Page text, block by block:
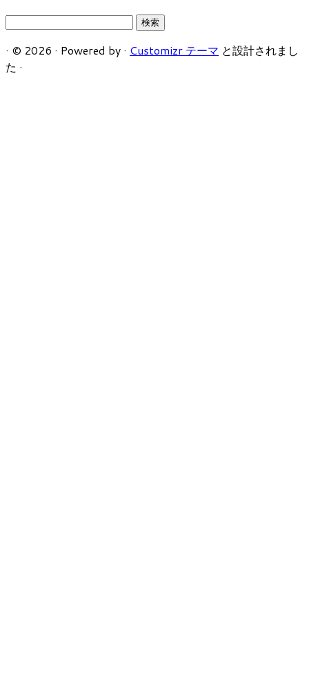
検
· © 2026 · Powered by · Customizr テーマ と設計されまし
た ·